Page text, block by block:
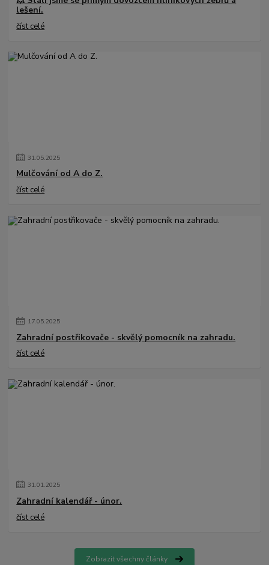
lešení.
číst celé
31.05.2025
Mulčování od A do Z.
číst celé
17.05.2025
Zahradní postřikovače - skvělý pomocník na zahradu.
číst celé
31.01.2025
Zahradní kalendář - únor.
číst celé
Zobrazit všechny články